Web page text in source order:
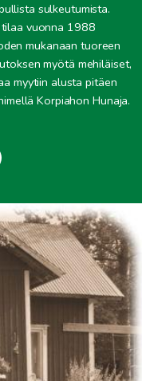
sulkeutumista.
vuonna 1988
mukanaan tuoreen
myötä mehiläiset,
myytiin alusta pitäen
Korpiahon Hunaja.